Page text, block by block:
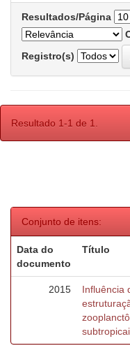
Resultados/Página
Registro(s)
Resultado 1-1 de 1.
Conjunto de itens:
Data do
documento
Título
2015
Influência